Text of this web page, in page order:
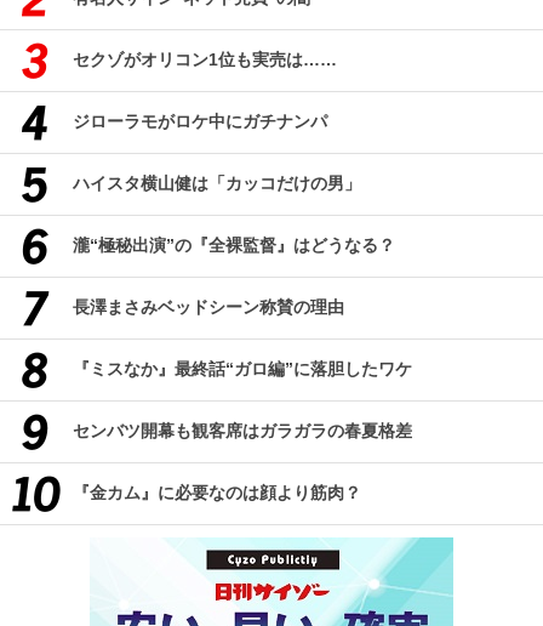
セクゾがオリコン1位も実売は……
ジローラモがロケ中にガチナンパ
ハイスタ横山健は「カッコだけの男」
瀧“極秘出演”の『全裸監督』はどうなる？
長澤まさみベッドシーン称賛の理由
『ミスなか』最終話“ガロ編”に落胆したワケ
センバツ開幕も観客席はガラガラの春夏格差
『金カム』に必要なのは顔より筋肉？